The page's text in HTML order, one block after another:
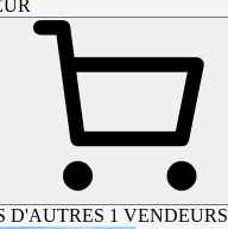
D'AUTRES 1 VENDEURS